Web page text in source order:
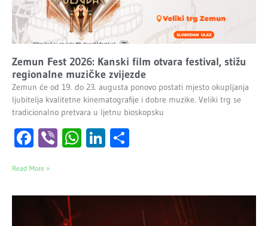
Zemun Fest 2026: Kanski film otvara festival, stižu
regionalne muzičke zvijezde
Zemun će od 19. do 23. augusta ponovo postati mjesto okupljanja
ljubitelja kvalitetne kinematografije i dobre muzike. Veliki trg se
tradicionalno pretvara u ljetnu bioskopsku
Facebook
ViberWhatsApp
LinkedIn
Read More »